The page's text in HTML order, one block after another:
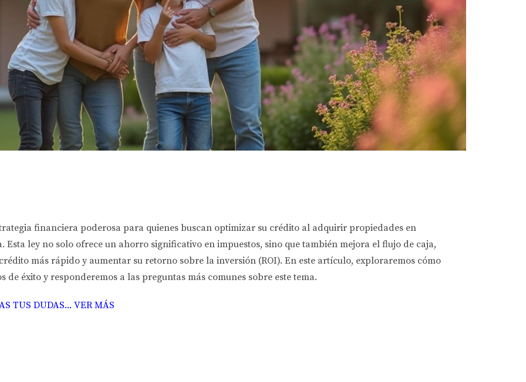
financiera poderosa para quienes buscan optimizar su crédito al adquirir propiedades en
Esta ley no solo ofrece un ahorro significativo en impuestos, sino que también mejora el flujo de caja,
más rápido y aumentar su retorno sobre la inversión (ROI). En este artículo, exploraremos cómo
éxito y responderemos a las preguntas más comunes sobre este tema.
TUS DUDAS... VER MÁS